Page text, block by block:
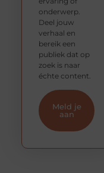
onderwerp.
Deel jouw
verhaal en
bereik een
publiek dat op
zoek is naar
échte content.
Meld je
aan